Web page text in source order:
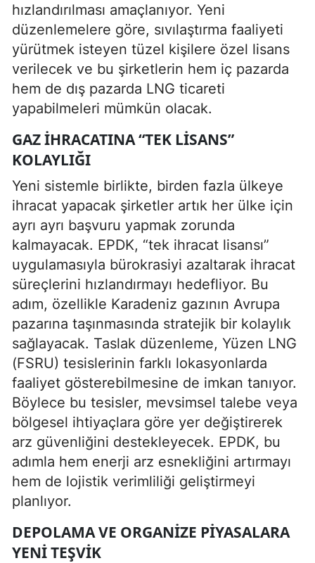
hızlandırılması amaçlanıyor. Yeni
düzenlemelere göre, sıvılaştırma faaliyeti
yürütmek isteyen tüzel kişilere özel lisans
verilecek ve bu şirketlerin hem iç pazarda
hem de dış pazarda LNG ticareti
yapabilmeleri mümkün olacak.
GAZ IHRACATINA “TEK LISANS”
KOLAYLIĞI
Yeni sistemle birlikte, birden fazla ülkeye
ihracat yapacak şirketler artık her ülke için
ayrı ayrı başvuru yapmak zorunda
kalmayacak. EPDK, “tek ihracat lisansı”
uygulamasıyla bürokrasiyi azaltarak ihracat
süreçlerini hızlandırmayı hedefliyor. Bu
adım, özellikle Karadeniz gazının Avrupa
pazarına taşınmasında stratejik bir kolaylık
sağlayacak. Taslak düzenleme, Yüzen LNG
(FSRU) tesislerinin farklı lokasyonlarda
faaliyet gösterebilmesine de imkan tanıyor.
Böylece bu tesisler, mevsimsel talebe veya
bölgesel ihtiyaçlara göre yer değiştirerek
arz güvenliğini destekleyecek. EPDK, bu
adımla hem enerji arz esnekliğini artırmayı
hem de lojistik verimliliği geliştirmeyi
planlıyor.
DEPOLAMA VE ORGANIZE PIYASALARA
YENI TEŞVIK